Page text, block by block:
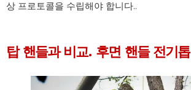
상 프로토콜을 수립해야 합니다..
탑 핸들과 비교. 후면 핸들 전기톱